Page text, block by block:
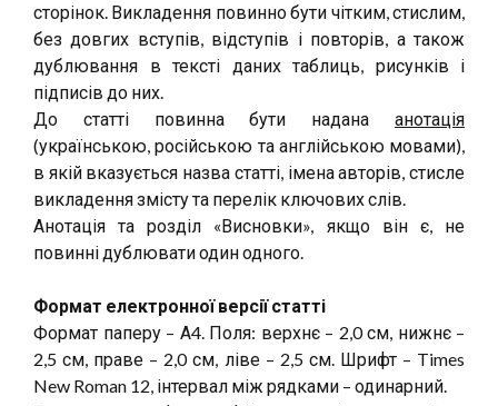
сторінок. Викладення повинно бути чітким, стислим,
без довгих вступів, відступів і повторів, а також
дублювання в тексті даних таблиць, рисунків і
підписів до них.
До статті повинна бути надана анотація
(українською, російською та англійською мовами),
в якій вказується назва статті, імена авторів, стисле
викладення змісту та перелік ключових слів.
Анотація та розділ «Висновки», якщо він є, не
повинні дублювати один одного.
Формат електронної версії статті
Формат паперу – А4. Поля: верхнє – 2,0 см, нижнє –
2,5 см, праве – 2,0 см, ліве – 2,5 см. Шрифт – Times
New Roman 12, інтервал між рядками – одинарний.